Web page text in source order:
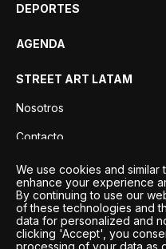
DEPORTES
AGENDA
STREET ART LATAM
Nosotros
Contacto
Privacidad
We use cookies and
enhance your experience
By continuing to use our
of these technologies and
data for personalized and
clicking 'Accept', you
processing of your data as